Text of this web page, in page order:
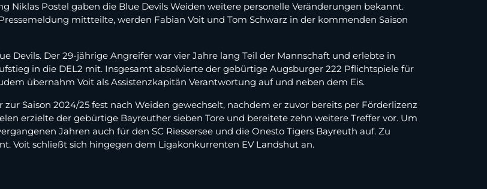
Niklas Postel gaben die Blue Devils Weiden weitere personelle Veränderungen bekannt.
mittteilte, werden Fabian Voit und Tom Schwarz in der kommenden Saison
Devils. Der 29-jährige Angreifer war vier Jahre lang Teil der Mannschaft und erlebte in
in die DEL2 mit. Insgesamt absolvierte der gebürtige Augsburger 222 Pflichtspiele für
übernahm Voit als Assistenzkapitän Verantwortung auf und neben dem Eis.
Saison 2024/25 fest nach Weiden gewechselt, nachdem er zuvor bereits per Förderlizenz
erzielte der gebürtige Bayreuther sieben Tore und bereitete zehn weitere Treffer vor. Um
Jahren auch für den SC Riessersee und die Onesto Tigers Bayreuth auf. Zu
Voit schließt sich hingegen dem Ligakonkurrenten EV Landshut an.